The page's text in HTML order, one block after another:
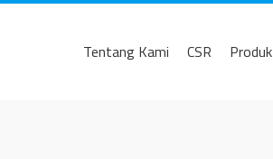
Tentang Kami CSR Produk